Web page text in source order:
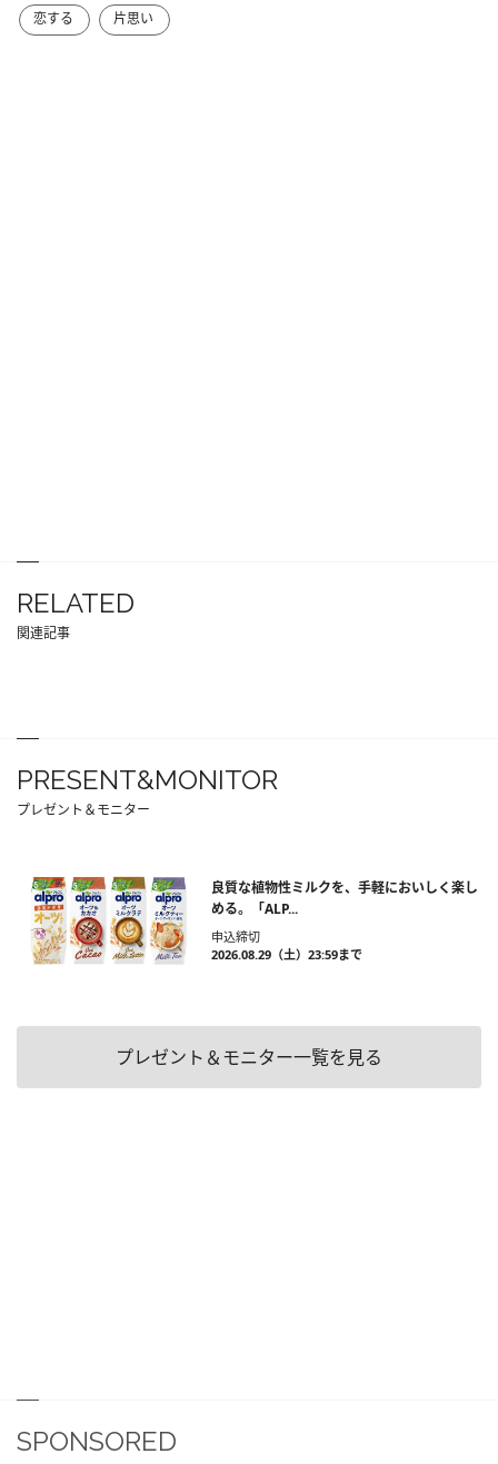
恋する
片思い
RELATED
関連記事
PRESENT&MONITOR
プレゼント＆モニター
良質な植物性ミルクを、手軽においしく楽し
める。「ALP...
申込締切
2026.08.29（土）23:59まで
プレゼント＆モニター一覧を見る
SPONSORED